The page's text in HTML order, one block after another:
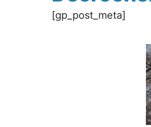
[gp_post_meta]